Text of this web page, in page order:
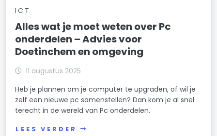
ICT
Alles wat je moet weten over Pc
onderdelen – Advies voor
Doetinchem en omgeving
11 augustus 2025
Heb je plannen om je computer te upgraden, of wil je
zelf een nieuwe pc samenstellen? Dan kom je al snel
terecht in de wereld van Pc onderdelen.
LEES VERDER